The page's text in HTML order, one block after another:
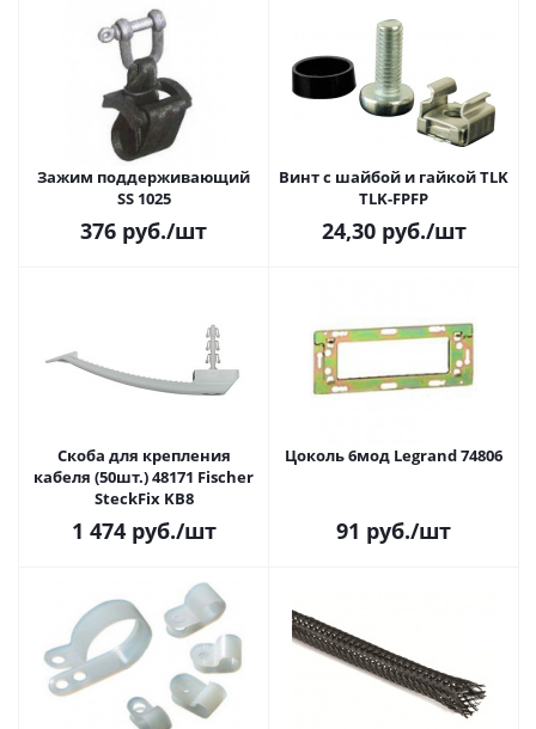
Зажим поддерживающий
SS 1025
376 руб./шт
Винт с шайбой и гайкой TLK
TLK-FPFP
24,30руб./шт
Скоба для крепления
кабеля (50шт.) 48171 Fischer
SteckFix KB8
1 474руб./шт
Цоколь 6мод Legrand 74806
91 руб./шт